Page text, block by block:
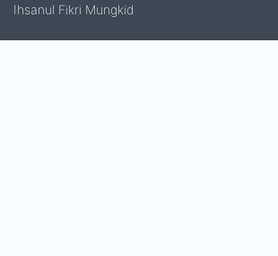
Ihsanul Fikri Mungkid